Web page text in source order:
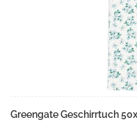
Greengate Geschirrtuch